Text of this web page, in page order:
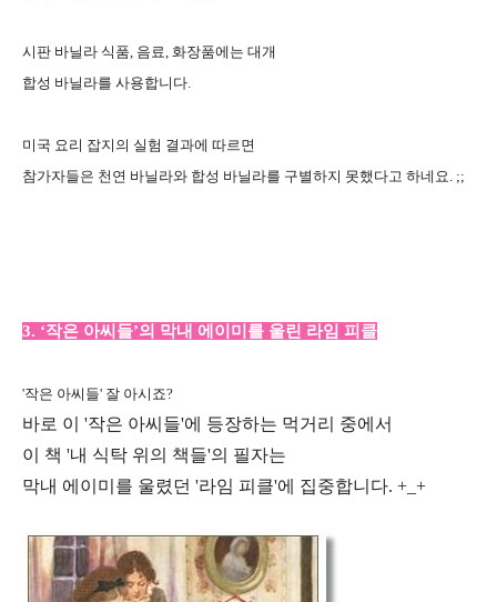
시판 바닐라 식품, 음료, 화장품에는 대개
합성 바닐라를 사용합니다.
미국 요리 잡지의 실험 결과에 따르면
참가자들은 천연 바닐라와 합성 바닐라를 구별하지 못했다고 하네요. ;;
3. ‘작은 아씨들’의 막내 에이미를 울린 라임 피클
'작은 아씨들' 잘 아시죠?
바로 이 '작은 아씨들'에 등장하는 먹거리 중에서
이 책 '내 식탁 위의 책들'의 필자는
막내 에이미를 울렸던 '라임 피클'에 집중합니다. +_+